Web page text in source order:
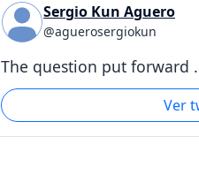
Sergio Kun Aguero
@aguerosergiokun
The question put forward
Ver